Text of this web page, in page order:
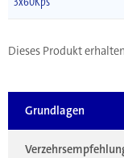
Dieses Produkt
Grundlagen